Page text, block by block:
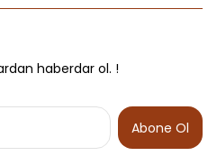
haberdar ol. !
Abone Ol